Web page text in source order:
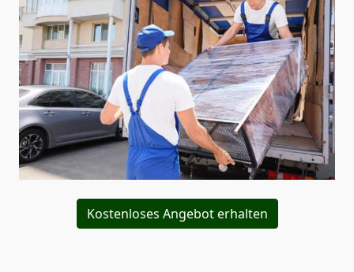
Kostenloses Angebot erhalten